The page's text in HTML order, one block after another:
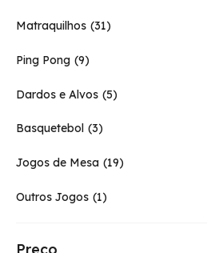
Matraquilhos 31
Ping Pong 9
Dardos e Alvos 5
Basquetebol 3
Jogos de Mesa 19
Outros Jogos 1